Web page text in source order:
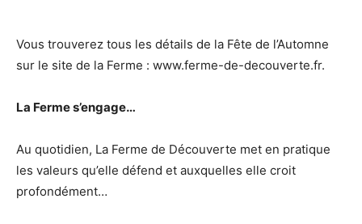
Vous trouverez tous les détails de la Fête de l’Automne
sur le site de la Ferme : www.ferme-de-decouverte.fr.
La Ferme s’engage…
Au quotidien, La Ferme de Découverte met en pratique
les valeurs qu’elle défend et auxquelles elle croit
profondément…